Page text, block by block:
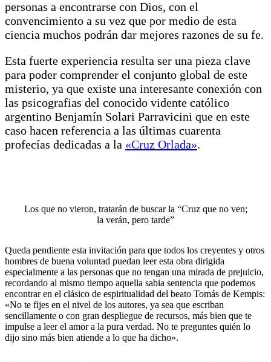
personas a encontrarse con Dios, con el
convencimiento a su vez que por medio de esta
ciencia muchos podrán dar mejores razones de su fe.
Esta fuerte experiencia resulta ser una pieza clave
para poder comprender el conjunto global de este
misterio, ya que existe una interesante conexión con
las psicografias del conocido vidente católico
argentino Benjamín Solari Parravicini que en este
caso hacen referencia a las últimas cuarenta
profecías dedicadas a la «Cruz Orlada».
Los que no vieron, tratarán de buscar la “Cruz que no ven;
la verán, pero tarde”
Queda pendiente esta invitación para que todos los creyentes y otros
hombres de buena voluntad puedan leer esta obra dirigida
especialmente a las personas que no tengan una mirada de prejuicio,
recordando al mismo tiempo aquella sabia sentencia que podemos
encontrar en el clásico de espiritualidad del beato Tomás de Kempis:
«No te fijes en el nivel de los autores, ya sea que escriban
sencillamente o con gran despliegue de recursos, más bien que te
impulse a leer el amor a la pura verdad. No te preguntes quién lo
dijo sino más bien atiende a lo que ha dicho».